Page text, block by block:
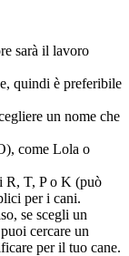
sarà il lavoro
quindi è preferibile
un nome che
come Lola o
R, T, P o K (può
per i cani.
se scegli un
cercare un
per il tuo cane.